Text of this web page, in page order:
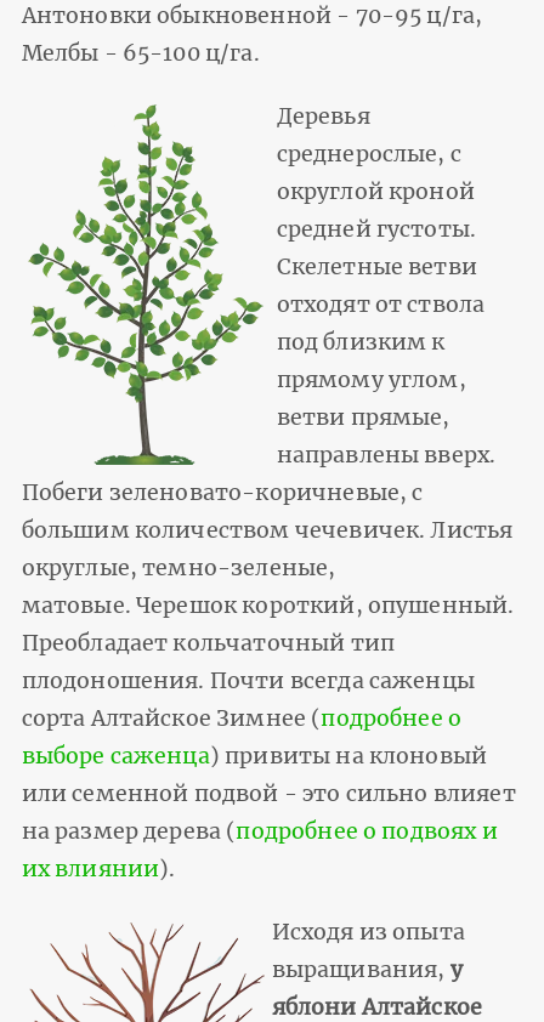
Антоновки обыкновенной - 70-95 ц/га,
Мелбы - 65-100 ц/га.
Деревья
среднерослые, с
округлой кроной
средней густоты.
Скелетные ветви
отходят от ствола
под близким к
прямому углом,
ветви прямые,
направлены вверх.
Побеги зеленовато-коричневые, с
большим количеством чечевичек. Листья
округлые, темно-зеленые,
матовые. Черешок короткий, опушенный.
Преобладает кольчаточный тип
плодоношения. Почти всегда саженцы
сорта Алтайское Зимнее (подробнее о
выборе саженца) привиты на клоновый
или семенной подвой - это сильно влияет
на размер дерева (подробнее о подвоях и
их влиянии).
Исходя из опыта
выращивания, у
яблони Алтайское